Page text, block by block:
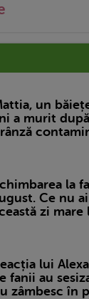
un
a murit
la
Ce nu
zi mare
lui
fanii au
zâmbesc în